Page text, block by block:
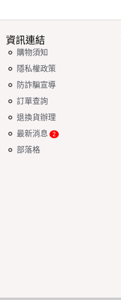
資訊連結
購物須知
隱私權政策
防詐騙宣導
訂單查詢
退換貨辦理
最新消息
部落格